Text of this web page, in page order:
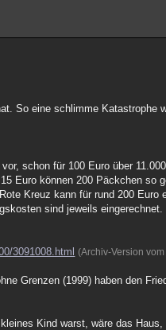
So eine schlimme
schon für 100 Euro über
Euro können 200 Päckchen
Kreuz kann für rund 200
sind jeweils
3091008.html (Archiv-Version
Grenzen (1999) haben den
Kind warst, wäre das